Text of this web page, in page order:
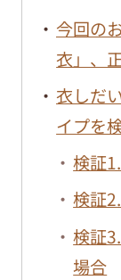
今回の
衣」、
衣しだ
イプを
検証
検証
検証
場合